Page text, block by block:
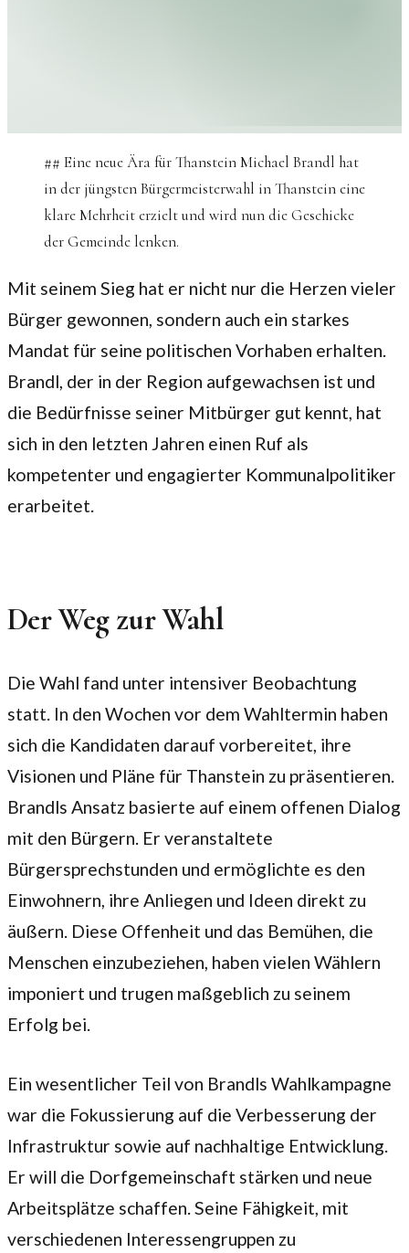
## Eine neue Ära für Thanstein Michael Brandl hat
in der jüngsten Bürgermeisterwahl in Thanstein eine
klare Mehrheit erzielt und wird nun die Geschicke
der Gemeinde lenken.
Mit seinem Sieg hat er nicht nur die Herzen vieler
Bürger gewonnen, sondern auch ein starkes
Mandat für seine politischen Vorhaben erhalten.
Brandl, der in der Region aufgewachsen ist und
die Bedürfnisse seiner Mitbürger gut kennt, hat
sich in den letzten Jahren einen Ruf als
kompetenter und engagierter Kommunalpolitiker
erarbeitet.
Der Weg zur Wahl
Die Wahl fand unter intensiver Beobachtung
statt. In den Wochen vor dem Wahltermin haben
sich die Kandidaten darauf vorbereitet, ihre
Visionen und Pläne für Thanstein zu präsentieren.
Brandls Ansatz basierte auf einem offenen Dialog
mit den Bürgern. Er veranstaltete
Bürgersprechstunden und ermöglichte es den
Einwohnern, ihre Anliegen und Ideen direkt zu
äußern. Diese Offenheit und das Bemühen, die
Menschen einzubeziehen, haben vielen Wählern
imponiert und trugen maßgeblich zu seinem
Erfolg bei.
Ein wesentlicher Teil von Brandls Wahlkampagne
war die Fokussierung auf die Verbesserung der
Infrastruktur sowie auf nachhaltige Entwicklung.
Er will die Dorfgemeinschaft stärken und neue
Arbeitsplätze schaffen. Seine Fähigkeit, mit
verschiedenen Interessengruppen zu